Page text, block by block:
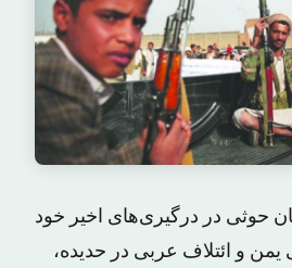
حوثی در درگیری‌های اخیر خود
یمن و ائتلاف عربی در حدیده،